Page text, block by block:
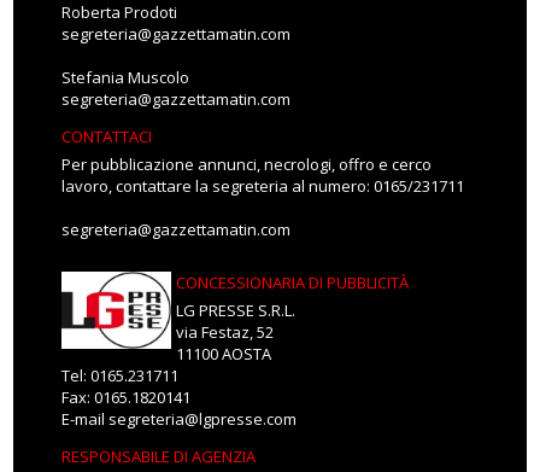
Roberta Prodoti
segreteria@gazzettamatin.com
Stefania Muscolo
segreteria@gazzettamatin.com
CONTATTACI
Per pubblicazione annunci, necrologi, offro e cerco
lavoro, contattare la segreteria al numero: 0165/231711
segreteria@gazzettamatin.com
CONCESSIONARIA DI PUBBLICITÀ
LG PRESSE S.R.L.
via Festaz, 52
11100 AOSTA
Tel: 0165.231711
Fax: 0165.1820141
E-mail segreteria@lgpresse.com
RESPONSABILE DI AGENZIA